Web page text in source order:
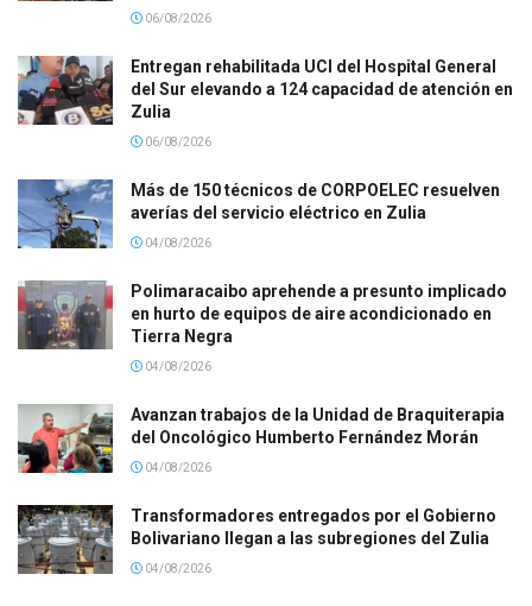
06/08/2026
Entregan rehabilitada UCI del Hospital General
del Sur elevando a 124 capacidad de atención en
Zulia
06/08/2026
Más de 150 técnicos de CORPOELEC resuelven
averías del servicio eléctrico en Zulia
04/08/2026
Polimaracaibo aprehende a presunto implicado
en hurto de equipos de aire acondicionado en
Tierra Negra
04/08/2026
Avanzan trabajos de la Unidad de Braquiterapia
del Oncológico Humberto Fernández Morán
04/08/2026
Transformadores entregados por el Gobierno
Bolivariano llegan a las subregiones del Zulia
04/08/2026